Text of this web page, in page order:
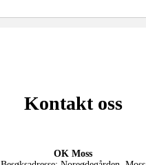
Kontakt oss
OK Moss